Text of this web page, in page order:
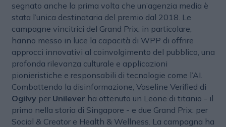
segnato anche la prima volta che un’agenzia media è
stata l’unica destinataria del premio dal 2018. Le
campagne vincitrici del Grand Prix, in particolare,
hanno messo in luce la capacità di WPP di offrire
approcci innovativi al coinvolgimento del pubblico, una
profonda rilevanza culturale e applicazioni
pionieristiche e responsabili di tecnologie come l’AI.
Combattendo la disinformazione, Vaseline Verified di
Ogilvyper Unilever ha ottenuto un Leone di titanio - il
primo nella storia di Singapore - e due Grand Prix: per
Social & Creator e Health & Wellness. La campagna ha